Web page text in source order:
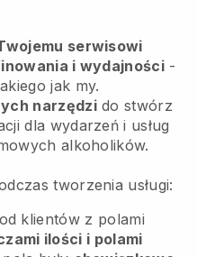
serwisowi
i wydajności -
jak my.
narzędzidostwórz
dla wydarzeń i usług
alkoholików.
tworzenia usługi:
klientów z polami
ilości i polami